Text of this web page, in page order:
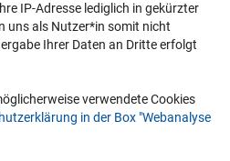
Cookie-Einstellungen
Kontakt
IP-Adresse lediglich in gekürzter
uns als Nutzer*in somit nicht
Ihrer Daten an Dritte erfolgt
verwendete Cookies
in der Box "Webanalyse